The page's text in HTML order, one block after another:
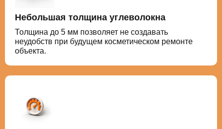
Небольшая толщина углеволокна
Толщина до 5 мм позволяет не создавать
неудобств при будущем косметическом ремонте
объекта.